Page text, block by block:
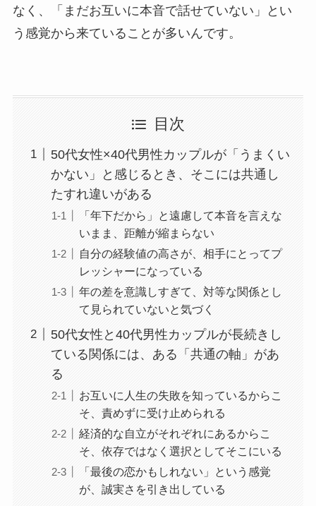
なく、「まだお互いに本音で話せていない」とい
う感覚から来ていることが多いんです。
目次
50代女性×40代男性カップルが「うまくい
かない」と感じるとき、そこには共通し
たすれ違いがある
「年下だから」と遠慮して本音を言えな
いまま、距離が縮まらない
自分の経験値の高さが、相手にとってプ
レッシャーになっている
年の差を意識しすぎて、対等な関係とし
て見られていないと気づく
50代女性と40代男性カップルが長続きし
ている関係には、ある「共通の軸」があ
る
お互いに人生の失敗を知っているからこ
そ、責めずに受け止められる
経済的な自立がそれぞれにあるからこ
そ、依存ではなく選択としてそこにいる
「最後の恋かもしれない」という感覚
が、誠実さを引き出している